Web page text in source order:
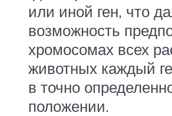
или иной ген, что
возможность
хромосомах всех
животных каждый
в точно
положении.